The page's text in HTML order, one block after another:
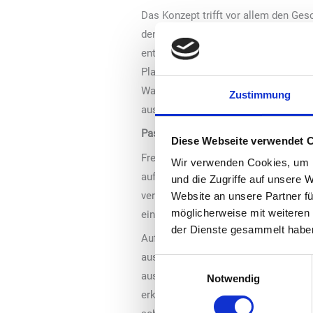
Zustimmung
Diese Webseite verwendet
Wir verwenden Cookies,
und die Zugriffe auf unsere
Website an unsere Partner
möglicherweise mit
der Dienste gesammelt
Einwilligungsauswahl
Notwendig
Das Konzept trifft vor allem den
den Einsatz ihres Smartphones im
entdecken, sich über
Planungssicherheiten. App User
Wartezeiten ihre Bestellung
aus dem Oase Sortiment verzehren
Passt ins Konzept der Multi-Mobility-
Frederick Beckmann, Vorstand der
auf ein neues Level und reagieren
verschiedene Dienstleistungen, an
einfügt.“
Auf Unternehmerseite ergeben sich
auszunutzen. Vorbestellungen sind
ausreichend Zeit, die Bestellung
erklärt die Startup-Gründerin Marie-